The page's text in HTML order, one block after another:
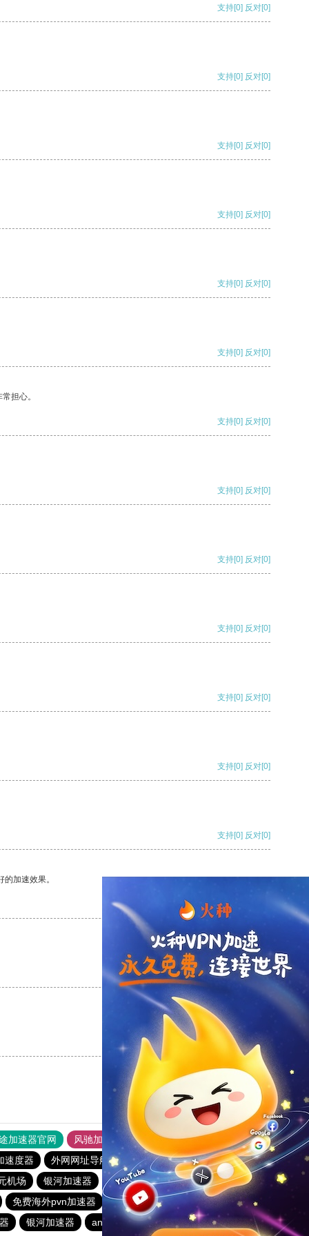
支持[0] 反对[0]
支持[0] 反对[0]
支持[0] 反对[0]
支持[0] 反对[0]
支持[0] 反对[0]
支持[0] 反对[0]
担心。
支持[0] 反对[0]
支持[0] 反对[0]
支持[0] 反对[0]
支持[0] 反对[0]
支持[0] 反对[0]
支持[0] 反对[0]
支持[0] 反对[0]
加速效果。
支持
支持[0] 反对[0]
支持[0] 反对[0]
加速器官网 风驰加速器
旋风加速器
速度器
外网网址导航 软件中心 速鹰666
暴雪加速器
机场
银河加速器 hammer加速器 蚂蚁加速器
1元机场
免费海外pvn加速器
anyconnect
原子加速器
银河加速器 anyconnect ikuuu.me加速器官网